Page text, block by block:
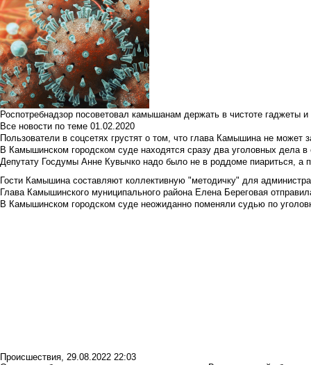
Роспотребнадзор посоветовал камышанам держать в чистоте гаджеты
Все новости по теме 01.02.2020
Пользователи в соцсетях грустят о том, что глава Камышина не может
В Камышинском городском суде находятся сразу два уголовных дела
Депутату Госдумы Анне Кувычко надо было не в роддоме пиариться, а
Гости Камышина составляют коллективную "методичку" для
Глава Камышинского муниципального района Елена Береговая
В Камышинском городском суде неожиданно поменяли судью по
Происшествия, 29.08.2022 22:03